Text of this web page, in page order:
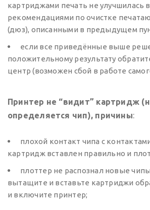
картриджами печать не улучшилась
рекомендациями по очистке
(дюз), описанными в предыдущем
если все приведённые выше
положительному результату
центр (возможен сбой в работе
Принтер не “видит” картридж
определяется чип), причины:
плохой контакт чипа с
картридж вставлен правильно и
плоттер не распознал новые
вытащите и вставьте картриджи
и включите принтер;